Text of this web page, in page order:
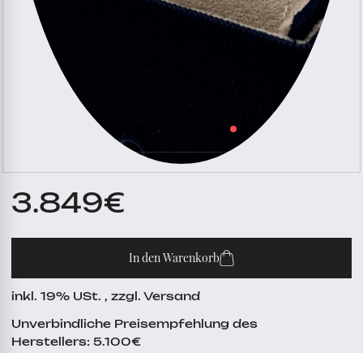
3.849€
In den Warenkorb
inkl. 19% USt. , zzgl. Versand
Unverbindliche Preisempfehlung des
Herstellers: 5.100€